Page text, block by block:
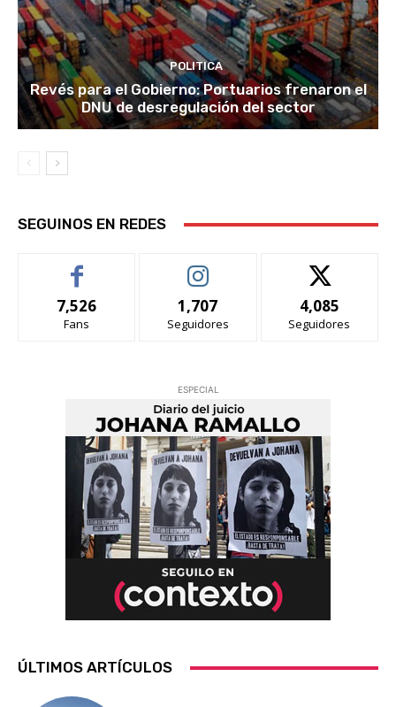
POLITICA
Revés para el Gobierno: Portuarios frenaron el
DNU de desregulación del sector
SEGUINOS EN REDES
7,526
Fans
1,707
Seguidores
4,085
Seguidores
ESPECIAL
ÚLTIMOS ARTÍCULOS